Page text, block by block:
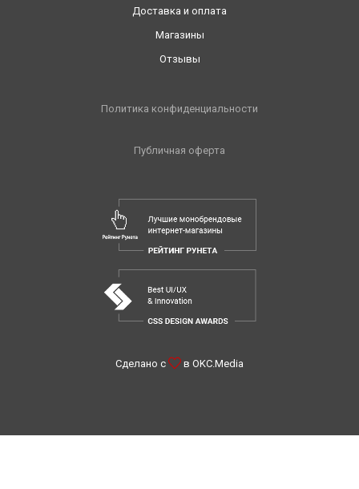
Доставка и оплата
Магазины
Отзывы
Политика конфиденциальности
Публичная оферта
Сделано с в OKC.Media